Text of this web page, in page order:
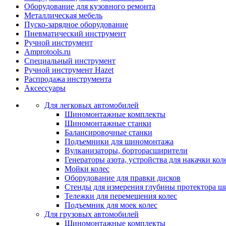
Оборудование для кузовного ремонта
Металлическая мебель
Пуско-зарядное оборудование
Пневматический инструмент
Ручной инструмент
Amprotools.ru
Специальный инструмент
Ручной инструмент Hazet
Распродажа инструмента
Аксессуары
Для легковых автомобилей
Шиномонтажные комплекты
Шиномонтажные станки
Балансировочные станки
Подъемники для шиномонтажа
Вулканизаторы, борторасширители
Генераторы азота, устройства для накачки
Мойки колес
Оборудование для правки дисков
Стенды для измерения глубины протектора
Тележки для перемещения колес
Подъемник для моек колеc
Для грузовых автомобилей
Шиномонтажные комплекты